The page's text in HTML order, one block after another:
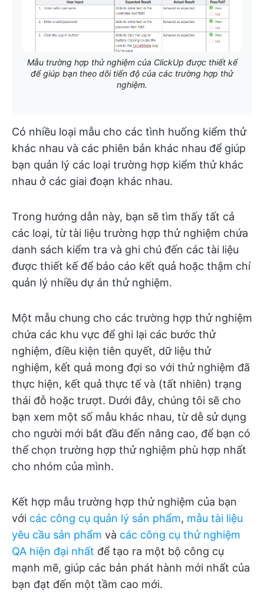
Mẫu trường hợp thử nghiệm của ClickUp được thiết kế
để giúp bạn theo dõi tiến độ của các trường hợp thử
nghiệm.
Có nhiều loại mẫu cho các tình huống kiểm thử
khác nhau và các phiên bản khác nhau để giúp
bạn quản lý các loại trường hợp kiểm thử khác
nhau ở các giai đoạn khác nhau.
Trong hướng dẫn này, bạn sẽ tìm thấy tất cả
các loại, từ tài liệu trường hợp thử nghiệm chứa
danh sách kiểm tra và ghi chú đến các tài liệu
được thiết kế để báo cáo kết quả hoặc thậm chí
quản lý nhiều dự án thử nghiệm.
Một mẫu chung cho các trường hợp thử nghiệm
chứa các khu vực để ghi lại các bước thử
nghiệm, điều kiện tiên quyết, dữ liệu thử
nghiệm, kết quả mong đợi so với thử nghiệm đã
thực hiện, kết quả thực tế và (tất nhiên) trạng
thái đỗ hoặc trượt. Dưới đây, chúng tôi sẽ cho
bạn xem một số mẫu khác nhau, từ dễ sử dụng
cho người mới bắt đầu đến nâng cao, để bạn có
thể chọn trường hợp thử nghiệm phù hợp nhất
cho nhóm của mình.
Kết hợp mẫu trường hợp thử nghiệm của bạn
với các công cụ quản lý sản phẩm, mẫu tài liệu
yêu cầu sản phẩm và các công cụ thử nghiệm
QA hiện đại nhất để tạo ra một bộ công cụ
mạnh mẽ, giúp các bản phát hành mới nhất của
bạn đạt đến một tầm cao mới.